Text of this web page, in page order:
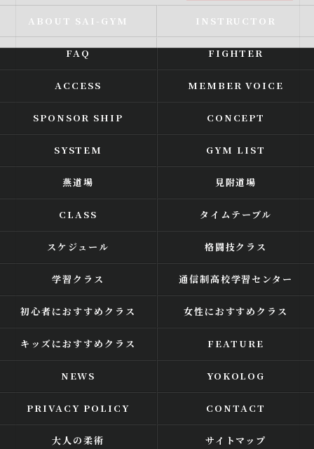
ABOUT SAI-GYM INSTRUCTOR
FAQ FIGHTER
ACCESS MEMBER VOICE
SPONSOR SHIP CONCEPT
SYSTEM GYM LIST
燕道場 見附道場
CLASS タイムテーブル
スケジュール 格闘技クラス
学習クラス 通信制高校学習センター
初心者におすすめクラス 女性におすすめクラス
キッズにおすすめクラス FEATURE
NEWS YOKOLOG
PRIVACY POLICY CONTACT
大人の柔術 サイトマップ